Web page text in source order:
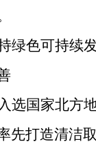
绿色可持续
选国家北方
先打造清洁